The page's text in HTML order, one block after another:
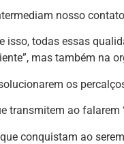
nosso
isso, todas essas
mas também na
os
transmitem ao falarem
conquistam ao